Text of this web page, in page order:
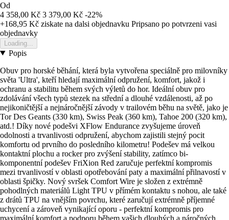
Od
4 358,00 Kč 3 379,00 Kč -22%
+168,95 Kč ziskate na dalsi objednavku Pripsano po potvrzeni vasi
objednavky
Loading...
Popis
Obuv pro horské běhání, která byla vytvořena speciálně pro milovníky
světa 'Ultra', kteří hledají maximální odpružení, komfort, jakož i
ochranu a stabilitu během svých výletů do hor. Ideální obuv pro
zdolávání všech typů stezek na střední a dlouhé vzdálenosti, až po
nejikoničtější a nejnáročnější závody v trailovém běhu na světě, jako je
Tor Des Geants (330 km), Swiss Peak (360 km), Tahoe 200 (320 km),
atd.! Díky nové podešvi XFlow Endurance zvyšujeme úroveň
odolnosti a trvanlivosti odpružení, abychom zajistili stejný pocit
komfortu od prvního do posledního kilometru! Podešev má velkou
kontaktní plochu a rocker pro zvýšení stability, zatímco bi-
komponentní podešev FriXion Red zaručuje perfektní kompromis
mezi trvanlivostí v oblasti opotřebování paty a maximální přilnavostí v
oblasti špičky. Nový svršek Comfort Wire je složen z extrémně
pohodlných materiálů Light TPU v přímém kontaktu s nohou, ale také
z drátů TPU na vnějším povrchu, které zaručují extrémně příjemné
uchycení a zároveň vynikající oporu - perfektní kompromis pro
maximální komfort a podporu během vašich dlouhých a náročných